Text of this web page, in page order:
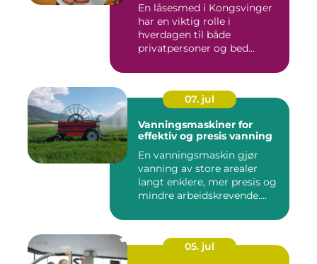
En låsesmed i Kongsvinger
har en viktig rolle i
hverdagen til både
privatpersoner og bed...
07. jul
Vanningsmaskiner for
effektiv og presis vanning
En vanningsmaskin gjør
vanning av store arealer
langt enklere, mer presis og
mindre arbeidskrevende....
05. jul